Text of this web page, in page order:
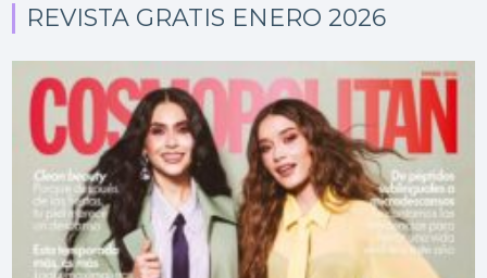
REVISTA GRATIS ENERO 2026